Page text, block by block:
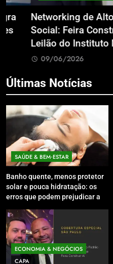
Networking de Alto
Social: Feira Construir
Leilão do Instituto
09/06/2026
Últimas Notícias
SAÚDE & BEM‑ESTAR
Banho quente, menos protetor
solar e pouca hidratação: os
erros que podem prejudicar a
inverno
ECONOMIA & NEGÓCIOS
CAPA